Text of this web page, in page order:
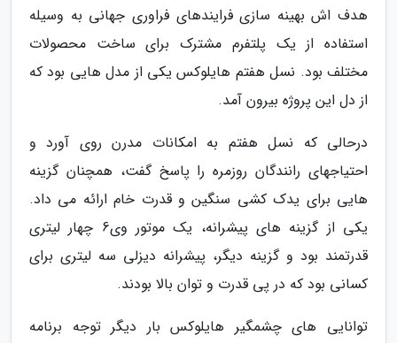
هدف اش بهینه سازی فرایندهای فراوری جهانی به وسیله
استفاده از یک پلتفرم مشترک برای ساخت محصولات
مختلف بود. نسل هفتم هایلوکس یکی از مدل هایی بود که
از دل این پروژه بیرون آمد.
درحالی که نسل هفتم به امکانات مدرن روی آورد و
احتیاجهای رانندگان روزمره را پاسخ گفت، همچنان گزینه
هایی برای یدک کشی سنگین و قدرت خام ارائه می داد.
یکی از گزینه های پیشرانه، یک موتور وی6 چهار لیتری
قدرتمند بود و گزینه دیگر، پیشرانه دیزلی سه لیتری برای
کسانی بود که در پی قدرت و توان بالا بودند.
توانایی های چشمگیر هایلوکس بار دیگر توجه برنامه